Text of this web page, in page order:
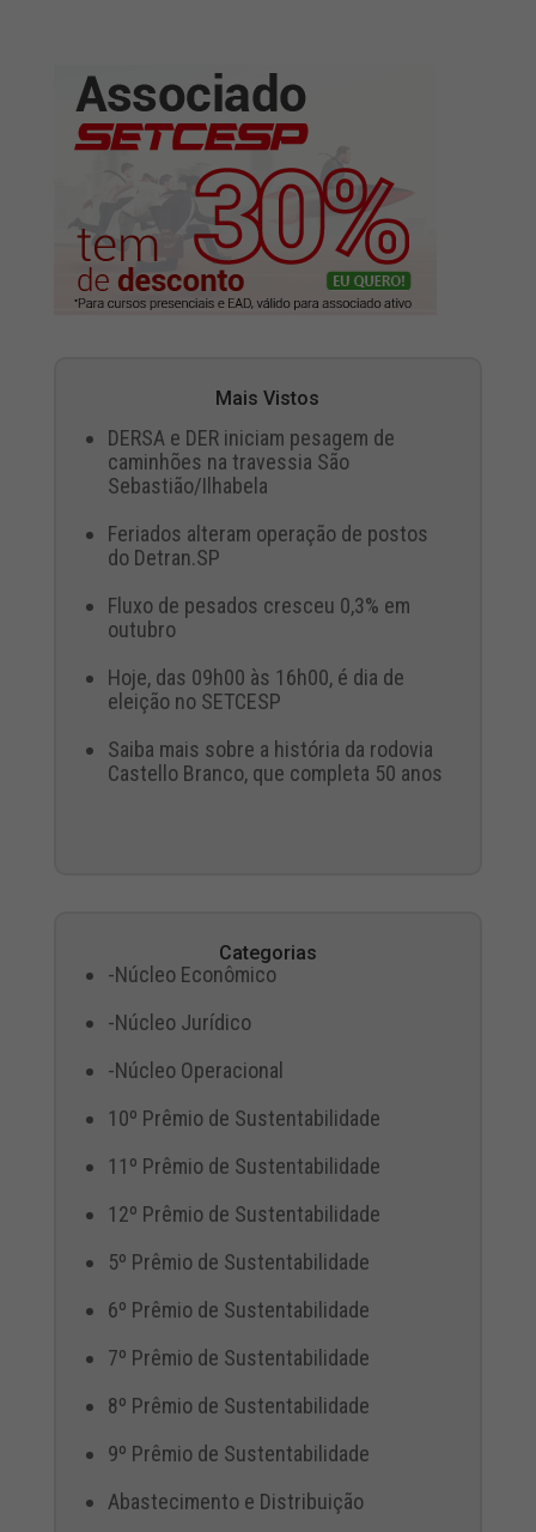
Mais Vistos
DERSA e DER iniciam pesagem de
caminhões na travessia São
Sebastião/Ilhabela
Feriados alteram operação de postos
do Detran.SP
Fluxo de pesados cresceu 0,3% em
outubro
Hoje, das 09h00 às 16h00, é dia de
eleição no SETCESP
Saiba mais sobre a história da rodovia
Castello Branco, que completa 50 anos
Categorias
-Núcleo Econômico
-Núcleo Jurídico
-Núcleo Operacional
10º Prêmio de Sustentabilidade
11º Prêmio de Sustentabilidade
12º Prêmio de Sustentabilidade
5º Prêmio de Sustentabilidade
6º Prêmio de Sustentabilidade
7º Prêmio de Sustentabilidade
8º Prêmio de Sustentabilidade
9º Prêmio de Sustentabilidade
Abastecimento e Distribuição